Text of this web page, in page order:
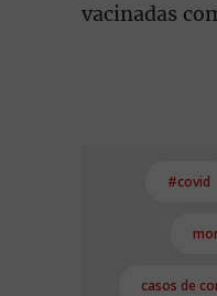
vacinadas
#covid
casos de